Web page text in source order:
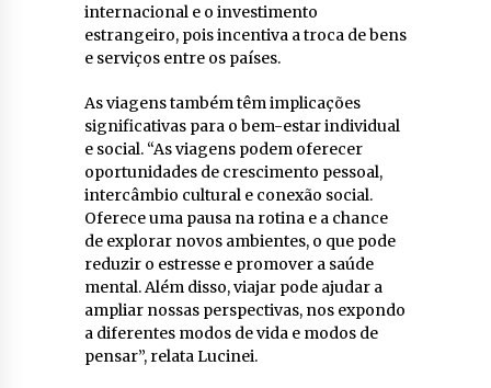
internacional e o investimento
estrangeiro, pois incentiva a troca de bens
e serviços entre os países.
As viagens também têm implicações
significativas para o bem-estar individual
e social. “As viagens podem oferecer
oportunidades de crescimento pessoal,
intercâmbio cultural e conexão social.
Oferece uma pausa na rotina e a chance
de explorar novos ambientes, o que pode
reduzir o estresse e promover a saúde
mental. Além disso, viajar pode ajudar a
ampliar nossas perspectivas, nos expondo
a diferentes modos de vida e modos de
pensar”, relata Lucinei.